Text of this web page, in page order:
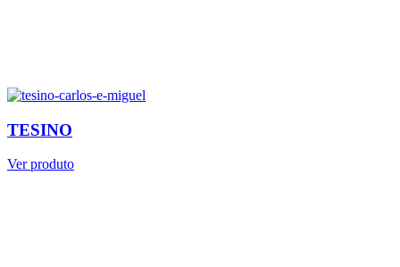
TESINO
Ver produto